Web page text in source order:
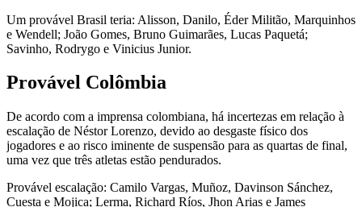
Um provável Brasil teria: Alisson, Danilo, Éder Militão, Marquinhos
e Wendell; João Gomes, Bruno Guimarães, Lucas Paquetá;
Savinho, Rodrygo e Vinicius Junior.
Provável Colômbia
De acordo com a imprensa colombiana, há incertezas em relação à
escalação de Néstor Lorenzo, devido ao desgaste físico dos
jogadores e ao risco iminente de suspensão para as quartas de final,
uma vez que três atletas estão pendurados.
Provável escalação: Camilo Vargas, Muñoz, Davinson Sánchez,
Cuesta e Mojica; Lerma, Richard Ríos, Jhon Arias e James